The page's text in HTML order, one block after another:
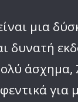
μια